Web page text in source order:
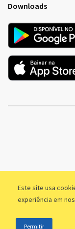
Este site usa
experiência em
Permitir
Downloads
©2011 - 2026,